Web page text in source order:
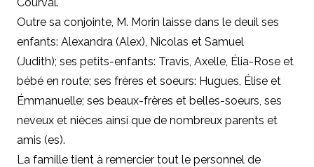
Outre sa conjointe, M. Morin laisse dans le deuil ses
enfants: Alexandra (Alex), Nicolas et Samuel
(Judith); ses petits-enfants: Travis, Axelle, Élia-Rose et
bébé en route; ses frères et soeurs: Hugues, Élise et
Émmanuelle; ses beaux-frères et belles-soeurs, ses
neveux et nièces ainsi que de nombreux parents et
amis (es).
La famille tient à remercier tout le personnel de